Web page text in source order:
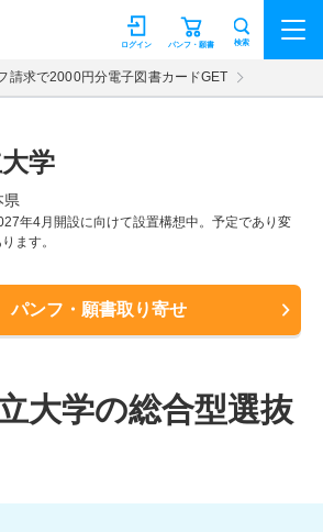
ョン パンフ・願書
ログイン 検索
請求で2000円分電子図書カードGET
学
県
年4月開設に向けて設置構想中。予定であり変
ます。
パンフ・願書取り寄せ
大学の総合型選抜